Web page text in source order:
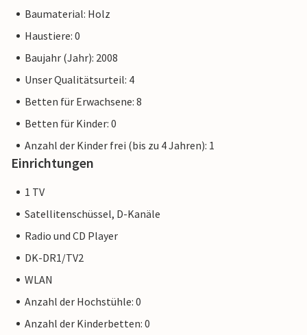
Baumaterial: Holz
Haustiere: 0
Baujahr (Jahr): 2008
Unser Qualitätsurteil: 4
Betten für Erwachsene: 8
Betten für Kinder: 0
Anzahl der Kinder frei (bis zu 4 Jahren): 1
Einrichtungen
1 TV
Satellitenschüssel, D-Kanäle
Radio und CD Player
DK-DR1/TV2
WLAN
Anzahl der Hochstühle: 0
Anzahl der Kinderbetten: 0